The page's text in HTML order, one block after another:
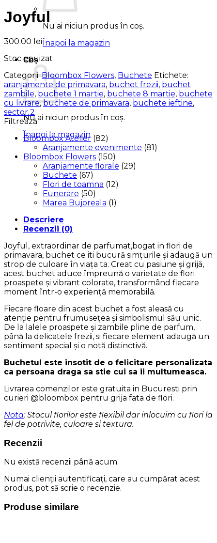
Nu ai niciun produs în coș.
Înapoi la magazin
Coș
Nu ai niciun produs în coș.
Înapoi la magazin
Joyful
300.00 lei
Stoc epuizat
Categorii:Bloombox Flowers, Buchete Etichete:
aranjamente de primavara, buchet frezii, buchet
zambile, buchete 1 martie, buchete 8 martie, buchete
cu livrare,buchete de primavara, buchete ieftine,
sector 2
Filtrează
Bloombox Atelier (82)
Aranjamente evenimente (81)
Bloombox Flowers (150)
Aranjamente florale (29)
Buchete (67)
Flori de toamna (12)
Funerare (50)
Marea Bujoreala (1)
Descriere
Recenzii (0)
Joyful, extraordinar de parfumat,bogat in flori de
primavara, buchet ce iti bucură simțurile și adaugă un
strop de culoare în viața ta. Creat cu pasiune și grijă,
acest buchet aduce împreună o varietate de flori
proaspete și vibrant colorate, transformând fiecare
moment într-o experiență memorabilă.
Fiecare floare din acest buchet a fost aleasă cu
atenție pentru frumusețea și simbolismul său unic.
De la lalele proaspete și zambile pline de parfum,
până la delicatele frezii, si fiecare element adaugă un
sentiment special și o notă distinctivă.
Buchetul este insotit de o felicitare personalizata
ca persoana draga sa stie cui sa ii multumeasca.
Livrarea comenzilor este gratuita in Bucuresti prin
curieri @bloombox pentru grija fata de flori.
Nota: Stocul florilor este flexibil dar inlocuim cu flori la
fel de potrivite, culoare si textura.
Recenzii
Nu există recenzii până acum.
Numai clienții autentificați, care au cumpărat acest
produs, pot să scrie o recenzie.
Produse similare